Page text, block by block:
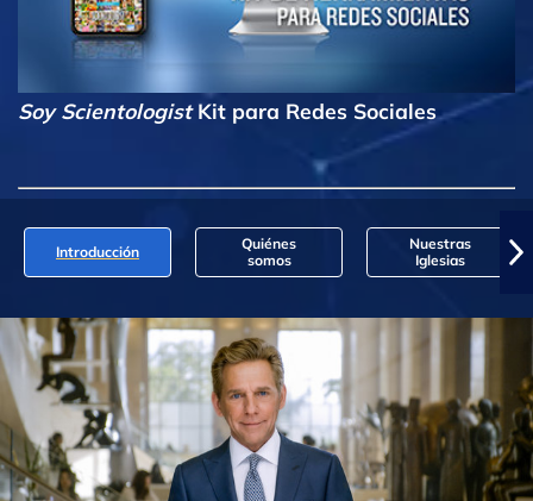
Soy ScientologistKit para Redes Sociales
Introducción
Quiénes
somos
Nuestras
Iglesias